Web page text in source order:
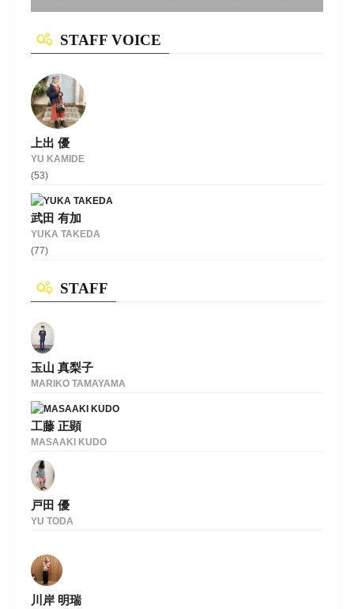
STAFF VOICE
上出 優
YU KAMIDE
(53)
武田 有加
YUKA TAKEDA
(77)
STAFF
玉山 真梨子
MARIKO TAMAYAMA
工藤 正顕
MASAAKI KUDO
戸田 優
YU TODA
川岸 明瑞